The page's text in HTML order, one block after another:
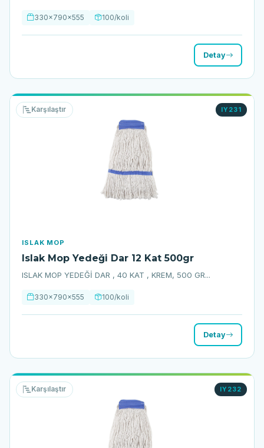
330x790x555 100/koli
Detay
IY231
Karşılaştır
ISLAK MOP
Islak Mop Yedeği Dar 12 Kat 500gr
ISLAK MOP YEDEĞİ DAR , 40 KAT , KREM, 500 GR...
330x790x555 100/koli
Detay
IY232
Karşılaştır